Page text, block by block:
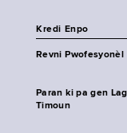
Kredi Enpo
Revni Pwofesyonèl
Paran ki pa gen
Timoun